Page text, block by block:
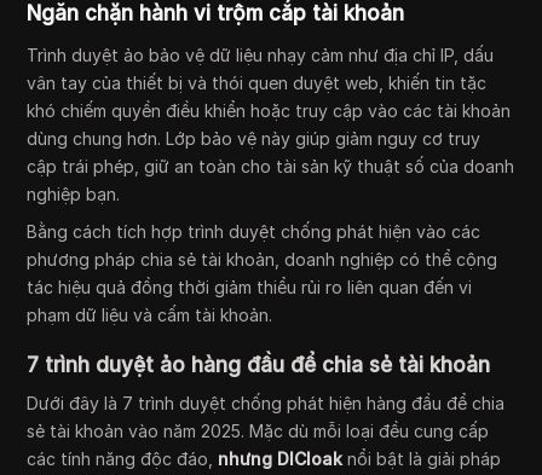
Ngăn chặn hành vi trộm cắp tài khoản
Trình duyệt ảo bảo vệ dữ liệu nhạy cảm như địa chỉ IP, dấu
vân tay của thiết bị và thói quen duyệt web, khiến tin tặc
khó chiếm quyền điều khiển hoặc truy cập vào các tài khoản
dùng chung hơn. Lớp bảo vệ này giúp giảm nguy cơ truy
cập trái phép, giữ an toàn cho tài sản kỹ thuật số của doanh
nghiệp bạn.
Bằng cách tích hợp trình duyệt chống phát hiện vào các
phương pháp chia sẻ tài khoản, doanh nghiệp có thể cộng
tác hiệu quả đồng thời giảm thiểu rủi ro liên quan đến vi
phạm dữ liệu và cấm tài khoản.
7 trình duyệt ảo hàng đầu để chia sẻ tài khoản
Dưới đây là 7 trình duyệt chống phát hiện hàng đầu để chia
sẻ tài khoản vào năm 2025. Mặc dù mỗi loại đều cung cấp
các tính năng độc đáo, nhưng DICloak nổi bật là giải pháp